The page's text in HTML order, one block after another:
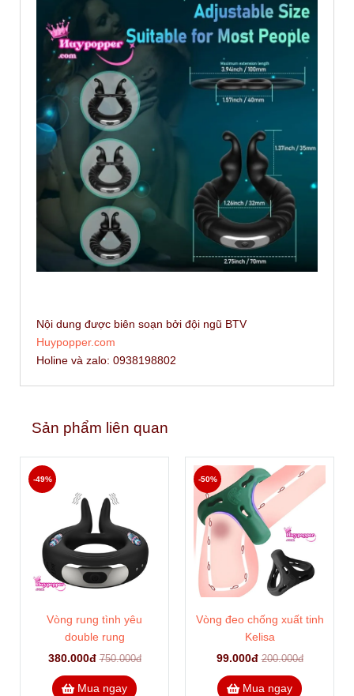
Nội dung được biên soạn bởi đội ngũ BTV
Huypopper.com
Holine và zalo: 0938198802
Sản phẩm liên quan
Vòng rung tình yêu
double rung
380.000đ 750.000đ
-49%
Mua ngay
Vòng đeo chống xuất tinh
Kelisa
99.000đ 200.000đ
-50%
Mua ngay